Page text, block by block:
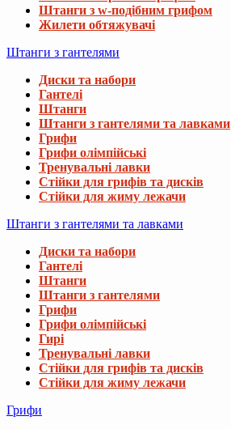
Штанги з w-подібним грифом
Жилети обтяжувачі
Штанги з гантелями
Диски та набори
Гантелі
Штанги
Штанги з гантелями та лавками
Грифи
Грифи олімпійські
Тренувальні лавки
Стійки для грифів та дисків
Стійки для жиму лежачи
Штанги з гантелями та лавками
Диски та набори
Гантелі
Штанги
Штанги з гантелями
Грифи
Грифи олімпійські
Гирі
Тренувальні лавки
Стійки для грифів та дисків
Стійки для жиму лежачи
Грифи